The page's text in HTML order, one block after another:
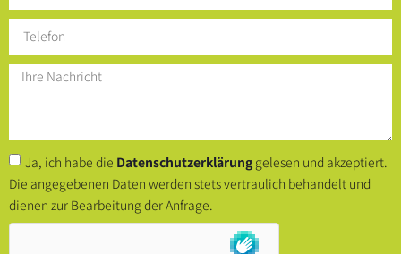
Ja, ich habe die Datenschutzerklärung gelesen und akzeptiert.
Die angegebenen Daten werden stets vertraulich behandelt und
dienen zur Bearbeitung der Anfrage.